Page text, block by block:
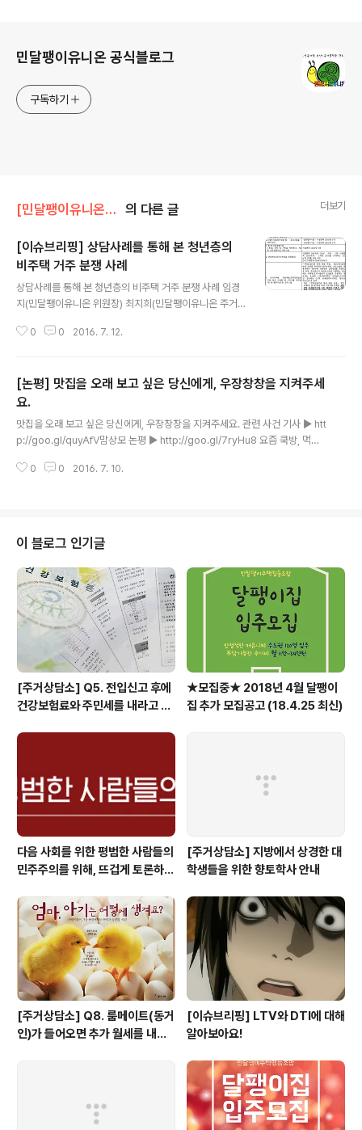
민달팽이유니온 공식블로그
구독하기
[민달팽이유니온]/* 보도자료, 기자회견, 논평 의 다른 글 더보기
[이슈브리핑] 상담사례를 통해 본 청년층의
비주택 거주 분쟁 사례
상담사례를 통해 본 청년층의 비주택 거주 분쟁 사례 임경
지(민달팽이유니온 위원장) 최지희(민달팽이유니온 주거
y/민유주거상담)을 받고 있습니다. 일주일에 평균 2건 정
차 분쟁 유형을 정리한 글입니다. 당장 해결책을 모색하기
쉽지 않은 문제 유형이자 제도의 사각지대이지만 임대인과
의 협상을 통해 해결할 수 있으니 비슷한 문제를 겪고 계시
다면 위의 주소로 접속, 주거상담을 접수해주시기 바랍니
다. 함께 답을 찾아가는 민달팽이유니온의 주거상담은 여
러분에게 힘이 될 것이라 생각합니다. Ⅰ. 청년층이 주로 거
0 0 2016. 7. 12.
[논평] 맛집을 오래 보고 싶은 당신에게, 우장창창을 지켜주세
요.
맛집을 오래 보고 싶은 당신에게, 우장창창을 지켜주세요. 관련 사건 기사 ▶️ htt
p://goo.gl/quyAfV맘상모 논평 ▶️ http://goo.gl/7ryHu8 요즘 쿡방, 먹방
연일 타고 많은 사람들이 줄을 서고 있습니다. 오랫동안 조그맣게 장사한 사장
다. 장사를 하다가 대박이 나더라도 결코 기뻐만 할 수 없는 것, 임대인의 요구에
따라 하루아침에 쪽박이 될 수도 있는 것, 바로 상인들..
0 0 2016. 7. 10.
이 블로그 인기글
[주거상담소] Q5. 전입신고 후에
건강보험료와 주민세를 내라고 고
★모집중★ 2018년 4월 달팽이
집 추가 모집공고 (18.4.25 최신)
다음 사회를 위한 평범한 사람들의
민주주의를 위해, 뜨겁게 토론하고
[주거상담소] 지방에서 상경한 대
학생들을 위한 향토학사 안내
[주거상담소] Q8. 룸메이트(동거
인)가 들어오면 추가 월세를 내야
[이슈브리핑] LTV와 DTI에 대해
알아보아요!